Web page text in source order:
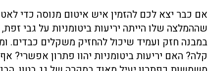
אם כבר יצא לכם להזמין איש איטום מנוסה כדי
שההמלצה שלו הייתה יריעות ביטומניות על גבי
במבנה חזק ועמיד שיכול להחזיק משקלים כבדים.
קלה? האם יריעות ביטומניות יהוו פתרון אפשרי?